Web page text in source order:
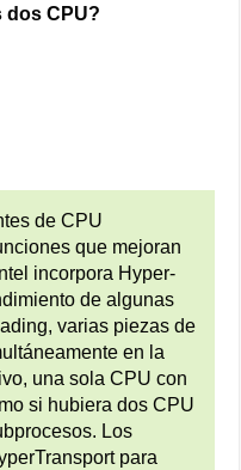
dos CPU?
de CPU
que mejoran
incorpora Hyper-
de algunas
varias piezas de
en la
una sola CPU con
si hubiera dos CPU
Los
para